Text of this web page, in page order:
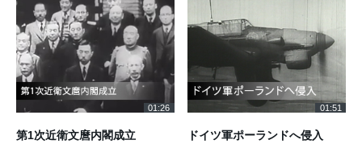
01:26
第1次近衛文麿内閣成立
01:51
ドイツ軍ポーランドへ侵入